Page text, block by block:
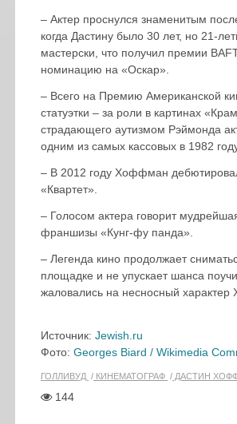
– Актер проснулся знаменитым
когда Дастину было 30 лет, но 21-
мастерски, что получил премии
номинацию на «Оскар».
– Всего на Премию Американской
статуэтки – за роли в картинах
страдающего аутизмом Рэймонда
одним из самых кассовых в 1982
– В 2012 году Хоффман
«Квартет».
– Голосом актера говорит
франшизы «Кунг-фу панда».
– Легенда кино продолжает
площадке и не упускает шанса
жаловались на несносный характер
Источник: Jewish.ru
Фото: Georges Biard / Wikimedia
ГОЛЛИВУД КИНЕМАТОГРАФ ДАСТИН
144